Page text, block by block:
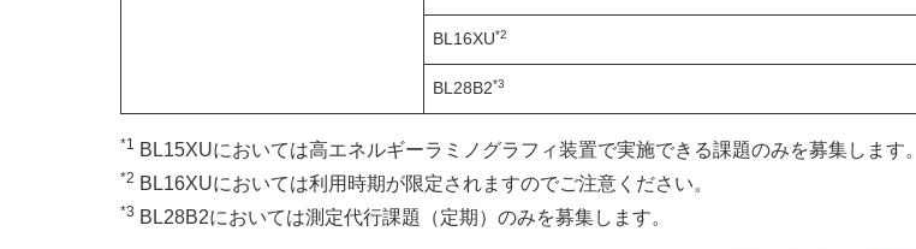
BL16XU*2
BL28B2*3
*1 BL15XUにおいては高エネルギーラミノグラフィ装置で実施できる課題のみを募集します。
*2 BL16XUにおいては利用時期が限定されますのでご注意ください。
*3 BL28B2においては測定代行課題（定期）のみを募集します。